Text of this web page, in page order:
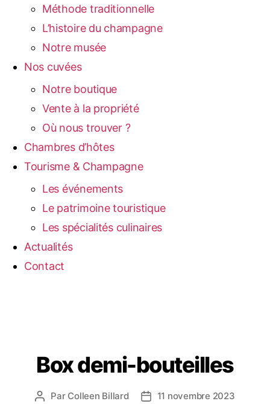
Méthode traditionnelle
L’histoire du champagne
Notre musée
Nos cuvées
Notre boutique
Vente à la propriété
Où nous trouver ?
Chambres d’hôtes
Tourisme & Champagne
Les événements
Le patrimoine touristique
Les spécialités culinaires
Actualités
Contact
Box demi-bouteilles
Par Colleen Billard
11 novembre 2023